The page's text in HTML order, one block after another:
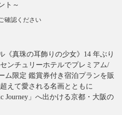
ト～
確認ください
《真珠の耳飾りの少女》14 年ぶり
ンチュリーホテルでプレミアム/
ム限定 鑑賞券付き宿泊プランを販
えて愛される名画とともに
Journey」へ出かける京都・大阪の